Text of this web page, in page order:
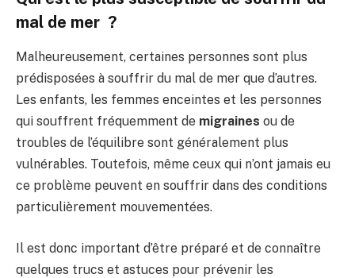
mal de mer ?
Malheureusement, certaines personnes sont plus
prédisposées à souffrir du mal de mer que d’autres.
Les enfants, les femmes enceintes et les personnes
qui souffrent fréquemment de migraines ou de
troubles de l’équilibre sont généralement plus
vulnérables. Toutefois, même ceux qui n’ont jamais eu
ce problème peuvent en souffrir dans des conditions
particulièrement mouvementées.
Il est donc important d’être préparé et de connaître
quelques trucs et astuces pour prévenir les